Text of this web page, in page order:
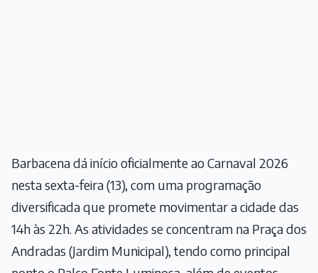
Barbacena dá início oficialmente ao Carnaval 2026
nesta sexta-feira (13), com uma programação
diversificada que promete movimentar a cidade das
14h às 22h. As atividades se concentram na Praça dos
Andradas (Jardim Municipal), tendo como principal